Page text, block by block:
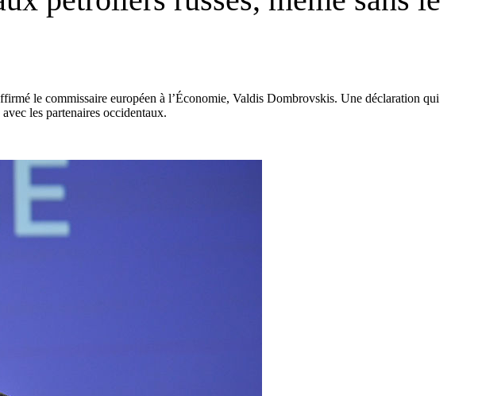
le commissaire européen à l’Économie, Valdis Dombrovskis. Une déclaration qui
les partenaires occidentaux.